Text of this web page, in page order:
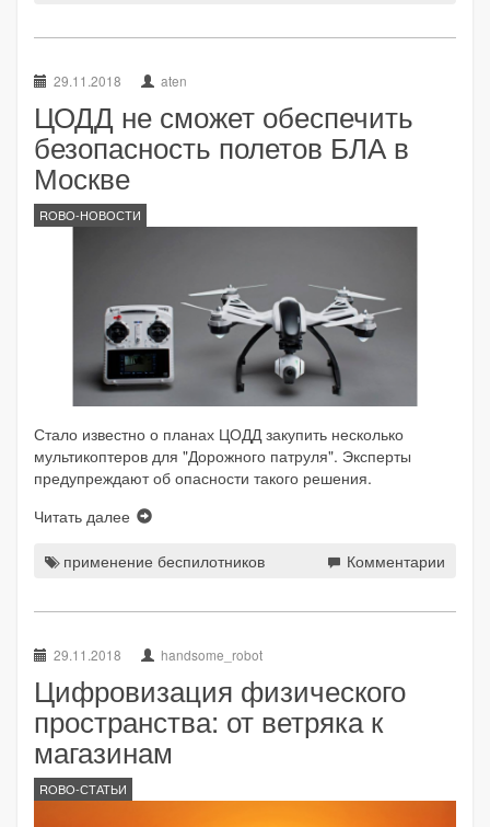
29.11.2018 aten
ЦОДД не сможет обеспечить
безопасность полетов БЛА в
Москве
ROBO-НОВОСТИ
Стало известно о планах ЦОДД закупить несколько
мультикоптеров для "Дорожного патруля". Эксперты
предупреждают об опасности такого решения.
Читать далее
применение беспилотников Комментарии
29.11.2018 handsome_robot
Цифровизация физического
пространства: от ветряка к
магазинам
ROBO-СТАТЬИ